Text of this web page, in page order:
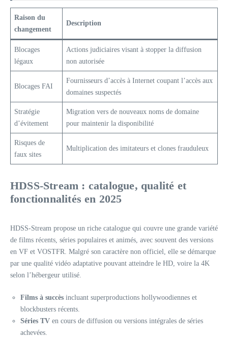
Raison du
changement
Description
Blocages
légaux
Actions judiciaires visant à stopper la diffusion
non autorisée
Blocages FAI
Fournisseurs d’accès à Internet coupant l’accès aux
domaines suspectés
Stratégie
d’évitement
Migration vers de nouveaux noms de domaine
pour maintenir la disponibilité
Risques de
faux sites
Multiplication des imitateurs et clones frauduleux
HDSS-Stream : catalogue, qualité et
fonctionnalités en 2025
HDSS-Stream propose un riche catalogue qui couvre une grande variété
de films récents, séries populaires et animés, avec souvent des versions
en VF et VOSTFR. Malgré son caractère non officiel, elle se démarque
par une qualité vidéo adaptative pouvant atteindre le HD, voire la 4K
selon l’hébergeur utilisé.
Films à succès incluant superproductions hollywoodiennes et
blockbusters récents.
Séries TV en cours de diffusion ou versions intégrales de séries
achevées.